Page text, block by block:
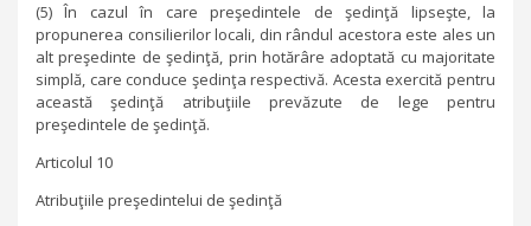
(5) În cazul în care preşedintele de şedinţă lipseşte, la
propunerea consilierilor locali, din rândul acestora este ales un
alt preşedinte de şedinţă, prin hotărâre adoptată cu majoritate
simplă, care conduce şedinţa respectivă. Acesta exercită pentru
această şedinţă atribuţiile prevăzute de lege pentru
preşedintele de şedinţă.
Articolul 10
Atribuţiile preşedintelui de şedinţă